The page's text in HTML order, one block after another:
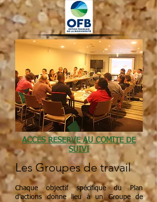
ACCES RESERVE AU COMITE DE
SUIVI
Les Groupes de travail
Chaque objectif spécifique du Plan
d'actions donne lieu à un Groupe de